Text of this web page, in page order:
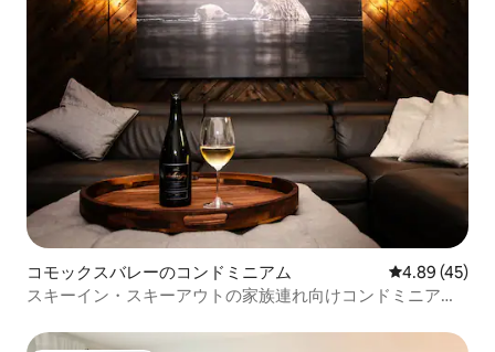
コモックスバレーのコンドミニアム レビュー45
4.89 (45)
スキーイン・スキーアウトの家族連れ向けコンドミニアム